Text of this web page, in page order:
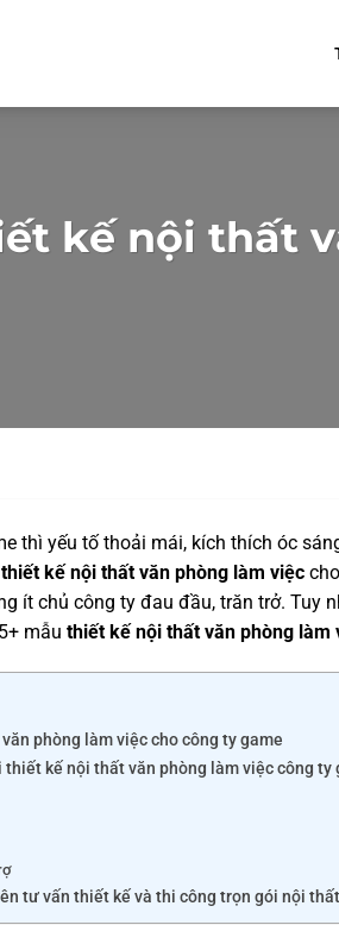
kế nội thất
thì yếu tố thoải mái, kích thích óc
thiết kế nội thất văn phòng làm việc
ít chủ công ty đau đầu, trăn trở. Tuy
mẫu thiết kế nội thất văn phòng làm
phòng làm việc cho công ty game
kế nội thất văn phòng làm việc công ty
tư vấn thiết kế và thi công trọn gói nội